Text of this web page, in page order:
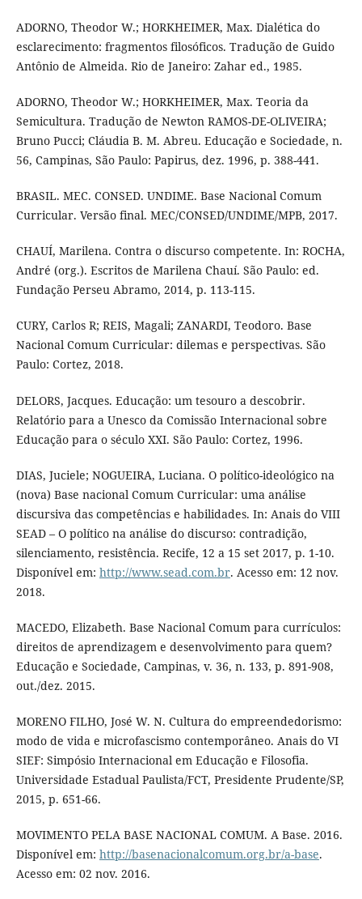
ADORNO, Theodor W.; HORKHEIMER, Max. Dialética do
esclarecimento: fragmentos filosóficos. Tradução de Guido
Antônio de Almeida. Rio de Janeiro: Zahar ed., 1985.
ADORNO, Theodor W.; HORKHEIMER, Max. Teoria da
Semicultura. Tradução de Newton RAMOS-DE-OLIVEIRA;
Bruno Pucci; Cláudia B. M. Abreu. Educação e Sociedade, n.
56, Campinas, São Paulo: Papirus, dez. 1996, p. 388-441.
BRASIL. MEC. CONSED. UNDIME. Base Nacional Comum
Curricular. Versão final. MEC/CONSED/UNDIME/MPB, 2017.
CHAUÍ, Marilena. Contra o discurso competente. In: ROCHA,
André (org.). Escritos de Marilena Chauí. São Paulo: ed.
Fundação Perseu Abramo, 2014, p. 113-115.
CURY, Carlos R; REIS, Magali; ZANARDI, Teodoro. Base
Nacional Comum Curricular: dilemas e perspectivas. São
Paulo: Cortez, 2018.
DELORS, Jacques. Educação: um tesouro a descobrir.
Relatório para a Unesco da Comissão Internacional sobre
Educação para o século XXI. São Paulo: Cortez, 1996.
DIAS, Juciele; NOGUEIRA, Luciana. O político-ideológico na
(nova) Base nacional Comum Curricular: uma análise
discursiva das competências e habilidades. In: Anais do VIII
SEAD – O político na análise do discurso: contradição,
silenciamento, resistência. Recife, 12 a 15 set 2017, p. 1-10.
Disponível em: http://www.sead.com.br. Acesso em: 12 nov.
2018.
MACEDO, Elizabeth. Base Nacional Comum para currículos:
direitos de aprendizagem e desenvolvimento para quem?
Educação e Sociedade, Campinas, v. 36, n. 133, p. 891-908,
out./dez. 2015.
MORENO FILHO, José W. N. Cultura do empreendedorismo:
modo de vida e microfascismo contemporâneo. Anais do VI
SIEF: Simpósio Internacional em Educação e Filosofia.
Universidade Estadual Paulista/FCT, Presidente Prudente/SP,
2015, p. 651-66.
MOVIMENTO PELA BASE NACIONAL COMUM. A Base. 2016.
Disponível em: http://basenacionalcomum.org.br/a-base.
Acesso em: 02 nov. 2016.